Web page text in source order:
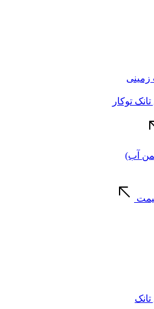
زمینی
توکار
آب)